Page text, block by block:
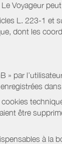
Voyageur
L. 223-1 et
dont les
par
cookies
être
à la